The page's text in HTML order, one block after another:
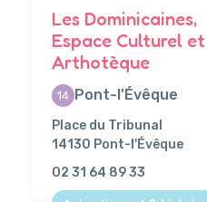
Les Dominicaines,
Espace Culturel et
Arthotèque
14 Pont-l'Évêque
Place du Tribunal
14130 Pont-l'Évêque
02 31 64 89 33